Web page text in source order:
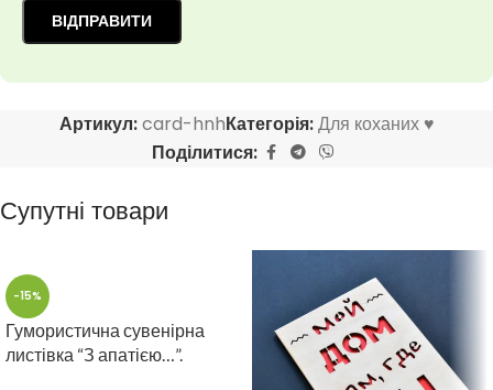
Артикул:card-hnhКатегорія:Для коханих ♥
Поділитися:
Супутні товари
-15%
Гумористична сувенірна
листівка “З апатією…”.